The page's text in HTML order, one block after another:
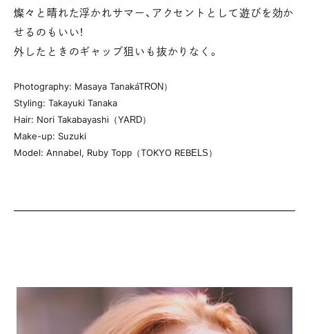
燦々と晴れた浮かれサマー、アクセントとして遊びを効か
せるのもいい！
外したときのギャップ狙いも抜かりなく。
Photography: Masaya Tanaka（TRON）
Styling: Takayuki Tanaka
Hair: Nori Takabayashi（YARD）
Make-up: Suzuki
Model: Annabel, Ruby Topp（TOKYO REBELS）